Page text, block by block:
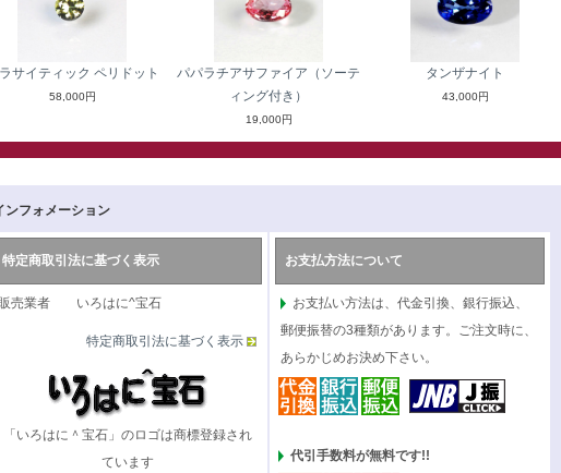
サイティック ペリドット
58,000円
パパラチアサファイア（ソーテ
ィング付き）
19,000円
タンザナイト
43,000円
ンフォメーション
特定商取引法に基づく表示
売業者 いろはに^宝石
特定商取引法に基づく表示
「いろはに＾宝石」のロゴは商標登録され
ています
お支払方法について
お支払い方法は、代金引換、銀行振込、
郵便振替の3種類があります。ご注文時に、
あらかじめお決め下さい。
代引手数料が無料です!!